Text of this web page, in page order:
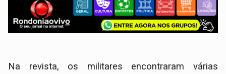
Na revista, os militares encontraram várias